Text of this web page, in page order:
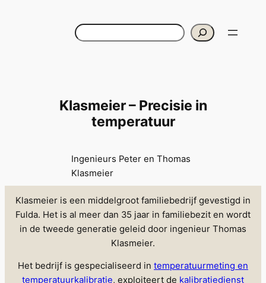
Zoeken
Klasmeier – Precisie in
temperatuur
Ingenieurs Peter en Thomas
Klasmeier
Klasmeier is een middelgroot familiebedrijf gevestigd in
Fulda. Het is al meer dan 35 jaar in familiebezit en wordt
in de tweede generatie geleid door ingenieur Thomas
Klasmeier.
Het bedrijf is gespecialiseerd in temperatuurmeting en
temperatuurkalibratie, exploiteert de kalibratiedienst